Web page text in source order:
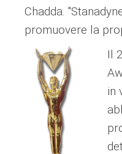
Chadda.
promuovere la
Il
in